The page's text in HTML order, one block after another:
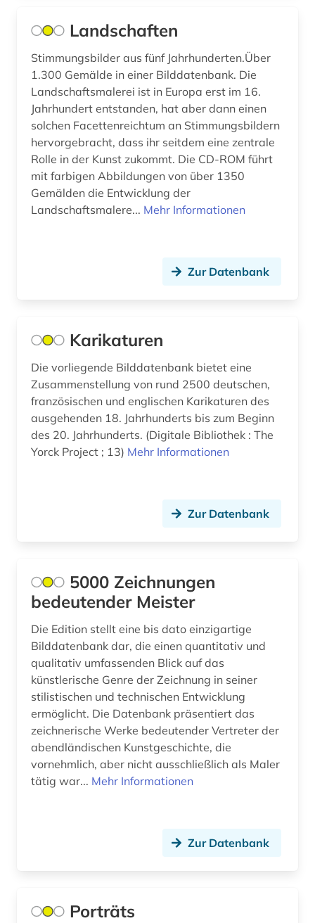
bulgarien (1)
bundesarchiv-bildarchiv (1)
bundesstiftung zur aufarbeitung der sed-
diktatur (1)
bundeswasserstraße (1)
bunker (2)
burg (1)
böhmische länder (1)
bühnenbild (1)
bürgerrechtsbewegung (3)
cad (1)
charles (1)
chemical apparatus (1)
chemical engineering - equipment and
supplies (1)
chemie (6)
chemieunterricht (1)
chemischer apparatebau (1)
china (9)
christliche kunst (3)
Landschaften
Stimmungsbilder aus fünf Jahrhunderten.Über
1.300 Gemälde in einer Bilddatenbank. Die
Landschaftsmalerei ist in Europa erst im 16.
Jahrhundert entstanden, hat aber dann einen
solchen Facettenreichtum an Stimmungsbildern
hervorgebracht, dass ihr seitdem eine zentrale
Rolle in der Kunst zukommt. Die CD-ROM führt
mit farbigen Abbildungen von über 1350
Gemälden die Entwicklung der
Landschaftsmalere... Mehr Informationen
Zur Datenbank
Karikaturen
Die vorliegende Bilddatenbank bietet eine
Zusammenstellung von rund 2500 deutschen,
französischen und englischen Karikaturen des
ausgehenden 18. Jahrhunderts bis zum Beginn
des 20. Jahrhunderts. (Digitale Bibliothek : The
Yorck Project ; 13) Mehr Informationen
Zur Datenbank
5000 Zeichnungen
bedeutender Meister
Die Edition stellt eine bis dato einzigartige
Bilddatenbank dar, die einen quantitativ und
qualitativ umfassenden Blick auf das
künstlerische Genre der Zeichnung in seiner
stilistischen und technischen Entwicklung
ermöglicht. Die Datenbank präsentiert das
zeichnerische Werke bedeutender Vertreter der
abendländischen Kunstgeschichte, die
vornehmlich, aber nicht ausschließlich als Maler
tätig war... Mehr Informationen
Zur Datenbank
Porträts